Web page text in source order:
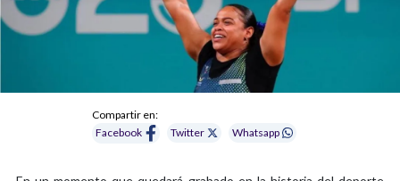
Compartir en:
Facebook
Twitter Whatsapp